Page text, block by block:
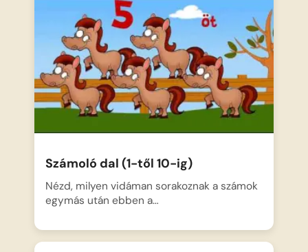
Számoló dal (1-től 10-ig)
Nézd, milyen vidáman sorakoznak a számok
egymás után ebben a…